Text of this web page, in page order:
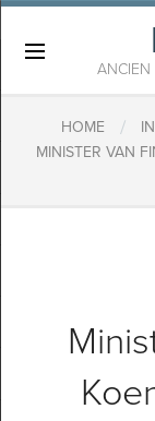
ANCIEN
HOME /
MINISTER VAN